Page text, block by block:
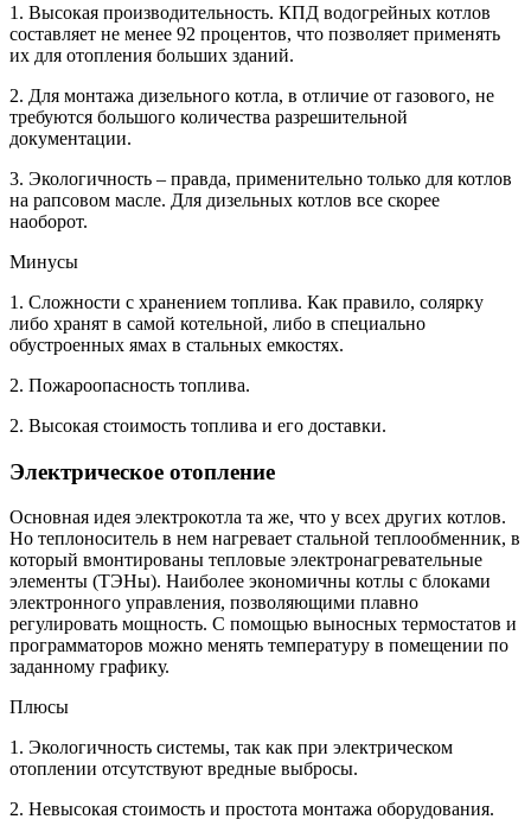
1. Высокая производительность. КПД водогрейных котлов
составляет не менее 92 процентов, что позволяет применять
их для отопления больших зданий.
2. Для монтажа дизельного котла, в отличие от газового, не
требуются большого количества разрешительной
документации.
3. Экологичность – правда, применительно только для котлов
на рапсовом масле. Для дизельных котлов все скорее
наоборот.
Минусы
1. Сложности с хранением топлива. Как правило, солярку
либо хранят в самой котельной, либо в специально
обустроенных ямах в стальных емкостях.
2. Пожароопасность топлива.
2. Высокая стоимость топлива и его доставки.
Электрическое отопление
Основная идея электрокотла та же, что у всех других котлов.
Но теплоноситель в нем нагревает стальной теплообменник, в
который вмонтированы тепловые электронагревательные
элементы (ТЭНы). Наиболее экономичны котлы с блоками
электронного управления, позволяющими плавно
регулировать мощность. С помощью выносных термостатов и
программаторов можно менять температуру в помещении по
заданному графику.
Плюсы
1. Экологичность системы, так как при электрическом
отоплении отсутствуют вредные выбросы.
2. Невысокая стоимость и простота монтажа оборудования.